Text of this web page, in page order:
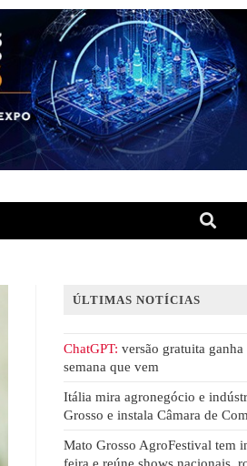
ÚLTIMAS NOTÍCIAS
ChatGPT: versão gratuita
semana que vem
Itália mira agronegócio e
Grosso e instala Câmara de
Mato Grosso AgroFestival tem